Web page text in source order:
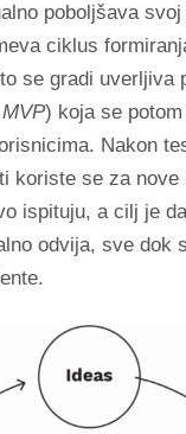
poboljšava
ciklus
se gradi uverljiva
MVP) koja se
Nakon
koriste se za nove
ispituju, a cilj je
odvija, sve dok